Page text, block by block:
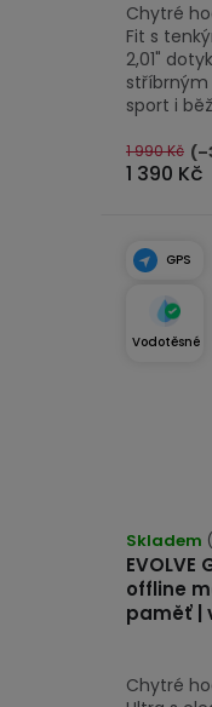
1 390 Kč
1 990 Kč
Chytré
Fit s
2,01"
sport i
GPS
Vodotěsné
EVOLVE
offline
paměť |
produktu
je
5,0
5
Skladem
Chytré